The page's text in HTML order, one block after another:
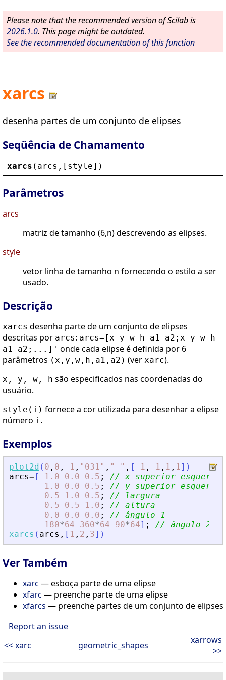
Please note that the recommended version of Scilab is
2026.1.0. This page might be outdated.
See the recommended documentation of this function
xarcs
desenha partes de um conjunto de elipses
Seqüência de Chamamento
xarcs ( arcs ,[ style])
Parâmetros
arcs
matriz de tamanho (6,n) descrevendo as elipses.
style
vetor linha de tamanho n fornecendo o estilo a ser
usado.
Descrição
xarcs desenha parte de um conjunto de elipses
descritas por arcs: arcs=[x y w h a1 a2;x y w h
a1 a2;...]' onde cada elipse é definida por 6
parâmetros (x,y,w,h,a1,a2) (ver xarc).
x, y, w, h são especificados nas coordenadas do
usuário.
style(i) fornece a cor utilizada para desenhar a elipse
número i.
Exemplos
plot2d ( 0 , 0 , - 1 , " 031" , " " , [ - 1 , - 1 , 1 , 1] )
arcs= [ - 1.0 0.0 0.5 ;
// x superior esquerdo
1.0
0.0 0.5 ;
// y superior esquerdo
0.5
1.0 0.5 ;
// largura
0.5
0.5 1.0 ;
// altura
0.0
0.0 0.0 ;
// ângulo 1
180*64 360*64 90*64] ;
// ângulo 2
xarcs ( arcs , [ 1 , 2 , 3] )
Ver Também
xarc — esboça parte de uma elipse
xfarc — preenche parte de uma elipse
xfarcs — preenche partes de um conjunto de elipses
Report an issue
<< xarc
geometric_shapes
xarrows
>>